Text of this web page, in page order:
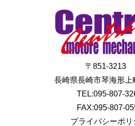
〒851-3213
長崎県長崎市琴海形上
TEL:095-807-
FAX:095-807-
プライバシーポリ